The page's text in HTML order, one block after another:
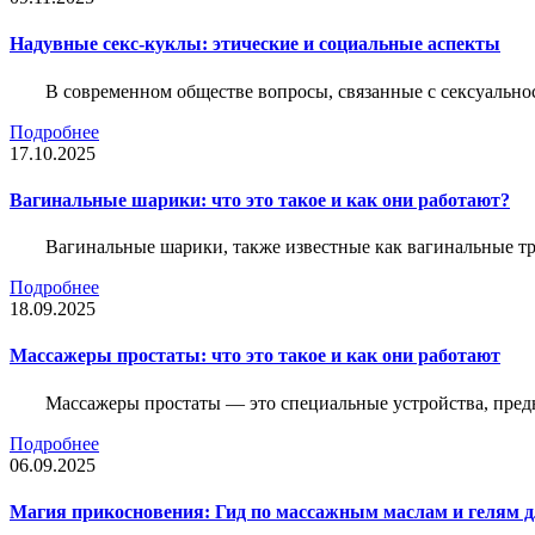
Надувные секс-куклы: этические и социальные аспекты
В современном обществе вопросы, связанные с
Подробнее
17.10.2025
Вагинальные шарики: что это такое и как они работают?
Вагинальные шарики, также известные как вагинальные
Подробнее
18.09.2025
Массажеры простаты: что это такое и как они работают
Массажеры простаты — это специальные устройства,
Подробнее
06.09.2025
Магия прикосновения: Гид по массажным маслам и гелям